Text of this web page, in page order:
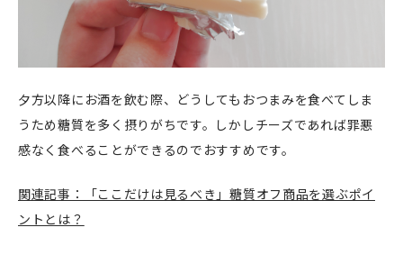
夕方以降にお酒を飲む際、どうしてもおつまみを食べてしま
うため糖質を多く摂りがちです。しかしチーズであれば罪悪
感なく食べることができるのでおすすめです。
関連記事：「ここだけは見るべき」糖質オフ商品を選ぶポイ
ントとは？